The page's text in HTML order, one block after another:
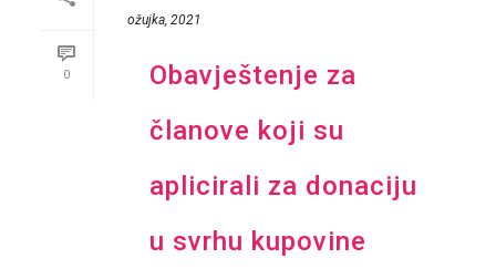
0
ožujka, 2021
Obavještenje za
članove koji su
aplicirali za donaciju
u svrhu kupovine